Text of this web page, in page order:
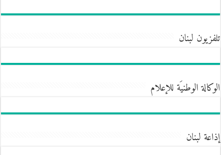
تلفزيون لبنان
الوكالة الوطنيَة للإعلام
إذاعة لبنان